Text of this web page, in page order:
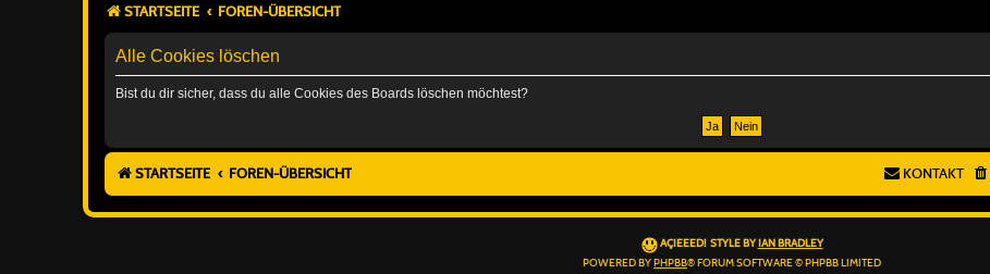
STARTSEITE FOREN-ÜBERSICHT
Alle Cookies löschen
Bist du dir sicher, dass du alle Cookies des Boards löschen möchtest?
STARTSEITE FOREN-ÜBERSICHT KONTAKT
AÇIEEED! STYLE BY IAN BRADLEY
POWERED BY PHPBB® FORUM SOFTWARE © PHPBB LIMITED